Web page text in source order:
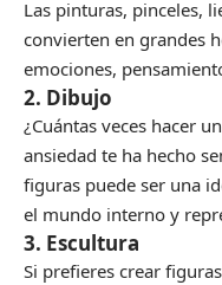
Las pinturas, pinceles,
convierten en grandes
emociones,
2. Dibujo
¿Cuántas veces hacer
ansiedad te ha hecho
figuras puede ser una
el mundo interno y
3. Escultura
Si prefieres crear